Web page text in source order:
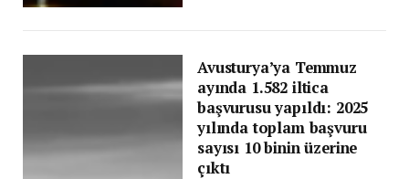
Avusturya’ya Temmuz
ayında 1.582 iltica
başvurusu yapıldı: 2025
yılında toplam başvuru
sayısı 10 binin üzerine
çıktı